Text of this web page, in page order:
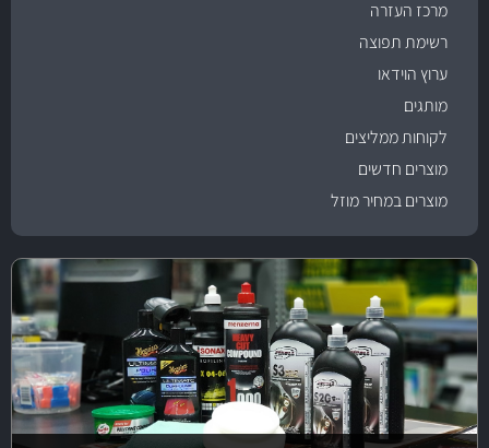
מרכז העזרה
רשימת תפוצה
ערוץ הוידאו
מותגים
לקוחות ממליצים
מוצרים חדשים
מוצרים במחיר מוזל